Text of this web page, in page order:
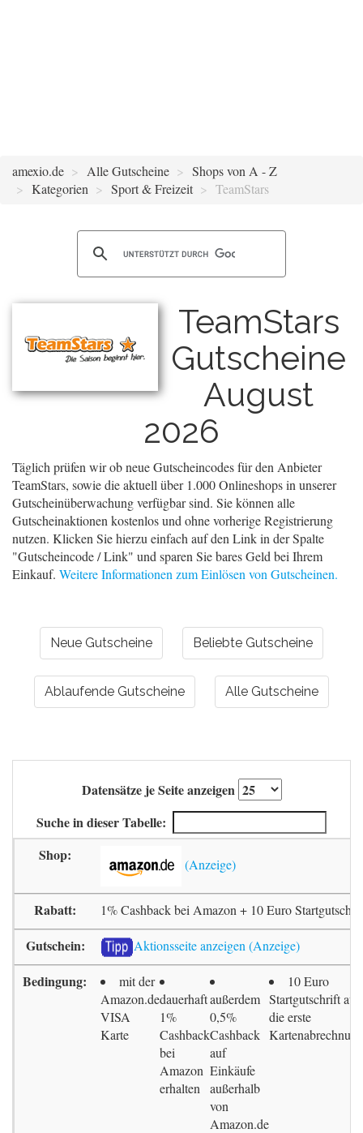
amexio.de Alle Gutscheine
Shops von A - Z
Kategorien
Sport & Freizeit TeamStars
TeamStars
Gutscheine
August
2026
Täglich prüfen wir ob neue Gutscheincodes für den Anbieter
TeamStars, sowie die aktuell über 1.000 Onlineshops in unserer
Gutscheinüberwachung verfügbar sind. Sie können alle
Gutscheinaktionen kostenlos und ohne vorherige Registrierung
nutzen. Klicken Sie hierzu einfach auf den Link in der Spalte
"Gutscheincode / Link" und sparen Sie bares Geld bei Ihrem
Einkauf. Weitere Informationen zum Einlösen von Gutscheinen.
Neue Gutscheine Beliebte Gutscheine
Ablaufende Gutscheine Alle Gutscheine
Datensätze je Seite anzeigen
Suche in dieser Tabelle:
1% Cashback bei Amazon + 10 Euro
Aktionsseite anzeigen
mit der
Amazon.de
VISA
Karte
dauerhaft
1%
Cashback
bei
Amazon
erhalten
außerdem
0,5%
Cashback
auf
Einkäufe
außerhalb
von
Amazon.de
10 Euro
Startgutschrift auf
die erste
Kartenabrechnung